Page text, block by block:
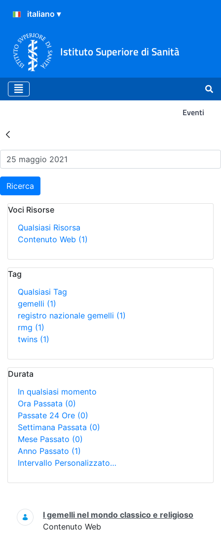
Istituto Superiore di Sanità
Eventi
Risultati della Ricerca -
Ricerca
Voci Risorse
Qualsiasi Risorsa
Contenuto Web (1)
Tag
Qualsiasi Tag
gemelli (1)
registro nazionale gemelli (1)
rmg (1)
twins (1)
Durata
In qualsiasi momento
Ora Passata (0)
Passate 24 Ore (0)
Settimana Passata (0)
Mese Passato (0)
Anno Passato (1)
Intervallo Personalizzato…
Ricerca
I gemelli nel mondo classico e religioso
Contenuto Web